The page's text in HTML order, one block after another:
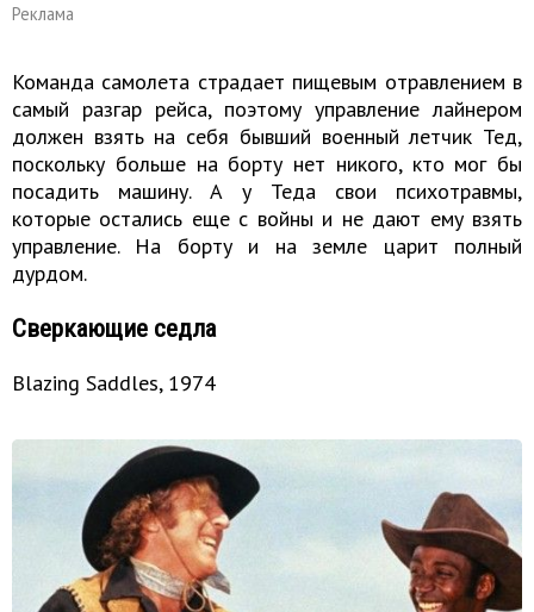
Реклама
Команда самолета страдает пищевым отравлением в
самый разгар рейса, поэтому управление лайнером
должен взять на себя бывший военный летчик Тед,
поскольку больше на борту нет никого, кто мог бы
посадить машину. А у Теда свои психотравмы,
которые остались еще с войны и не дают ему взять
управление. На борту и на земле царит полный
дурдом.
Сверкающие седла
Blazing Saddles, 1974